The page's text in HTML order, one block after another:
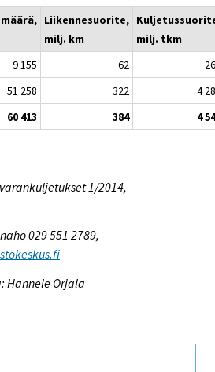
Liikennesuorite,
milj. km
milj. tkm
9 155 62
51 258 322
4
60 413 384 4
1/2014,
029 551 2789,
Hannele Orjala